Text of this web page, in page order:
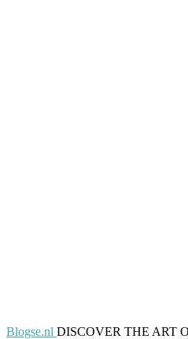
Blogse.nl DISCOVER THE ART